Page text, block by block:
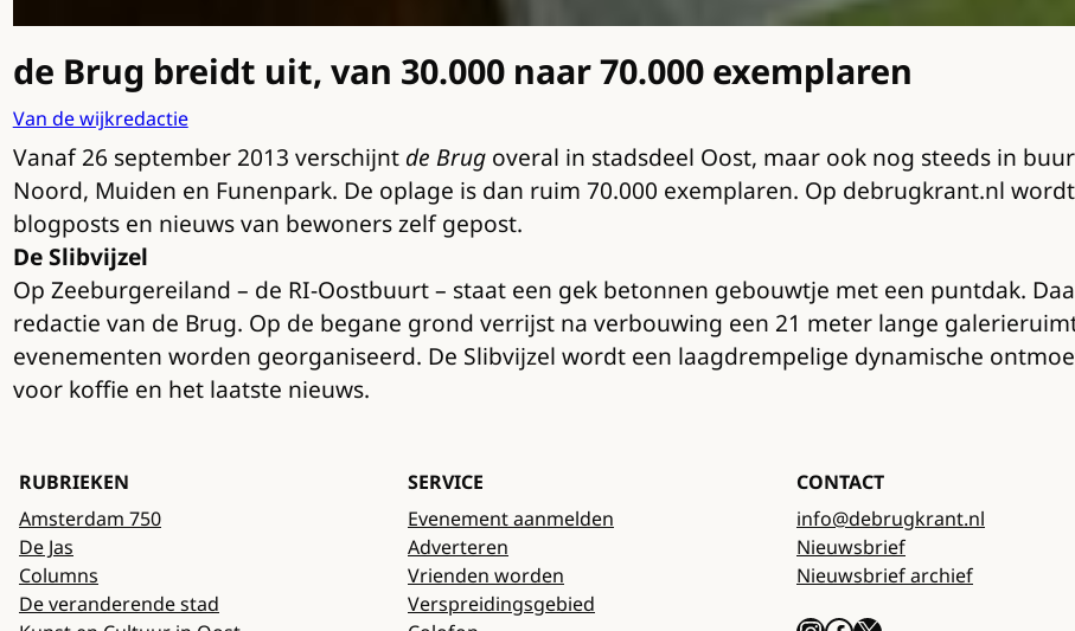
de Brug breidt uit, van 30.000 naar 70.000 exemplaren
Van de wijkredactie
Vanaf 26 september 2013 verschijnt de Brugoveral in stadsdeel Oost, maar ook nog steeds in
Noord, Muiden en Funenpark. De oplage is dan ruim 70.000 exemplaren. Op debrugkrant.nl
blogposts en nieuws van bewoners zelf gepost.
De Slibvijzel
Op Zeeburgereiland – de RI-Oostbuurt – staat een gek betonnen gebouwtje met een puntdak.
redactie van de Brug. Op de begane grond verrijst na verbouwing een 21 meter lange
evenementen worden georganiseerd. De Slibvijzel wordt een laagdrempelige dynamische
voor koffie en het laatste nieuws.
RUBRIEKEN
Amsterdam 750
De Jas
Columns
De veranderende stad
SERVICE
Evenement aanmelden
Adverteren
Vrienden worden
Verspreidingsgebied
CONTACT
info@debrugkrant.nl
Nieuwsbrief
Nieuwsbrief archief